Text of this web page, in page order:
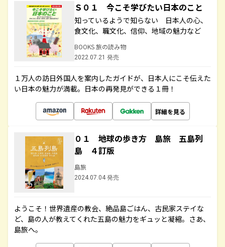
Ｓ０１ 今こそ学びたい日本のこと
知っているようで知らない 日本人の心、
食文化、職文化、信仰、地域の魅力など
BOOKS 旅の読み物
2022.07.21 発売
１万人の訪日外国人を案内したガイドが、日本人にこそ伝えた
い日本の魅力が満載。日本の再発見ができる１冊！
詳細を見る
０１ 地球の歩き方 島旅 五島列
島 ４訂版
島旅
2024.07.04 発売
ようこそ！世界遺産の教会、絶品島ごはん、古民家ステイな
ど、島の人が教えてくれた五島の魅力をギュッと凝縮。さあ、
島旅へ。